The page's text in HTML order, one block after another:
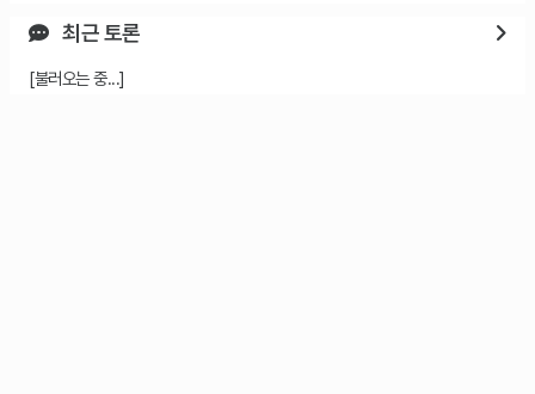
최근 토론
[불러오는 중...]